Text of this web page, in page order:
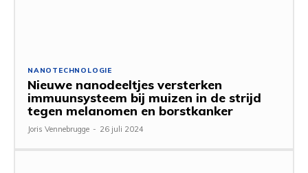
NANOTECHNOLOGIE
Nieuwe nanodeeltjes versterken
immuunsysteem bij muizen in de strijd
tegen melanomen en borstkanker
Joris Vennebrugge - 26 juli 2024